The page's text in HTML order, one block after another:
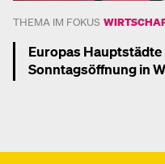
THEMA IM FOKUS
Europas Hauptstädte
Sonntagsöffnung in